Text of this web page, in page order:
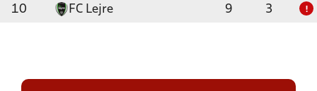
10 FC Lejre 9 3 !